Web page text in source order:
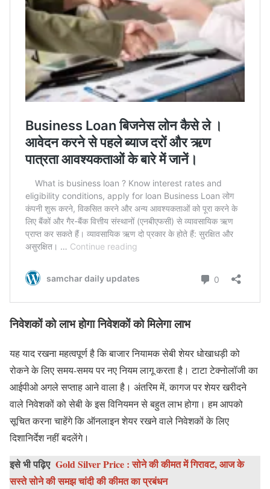
निवेशकों को लाभ होगानिवेशकों को मिलेगा लाभ
यह याद रखना महत्वपूर्ण है कि बाजार नियामक सेबी शेयर धोखाधड़ी को
रोकने के लिए समय-समय पर नए नियम लागू करता है। टाटा टेक्नोलॉजी का
आईपीओ अगले सप्ताह आने वाला है। अंतरिम में, कागज पर शेयर खरीदने
वाले निवेशकों को सेबी के इस विनियमन से बहुत लाभ होगा। हम आपको
सूचित करना चाहेंगे कि ऑनलाइन शेयर रखने वाले निवेशकों के लिए
दिशानिर्देश नहीं बदलेंगे।
इसे भी पढ़िए Gold Silver Price : सोने की कीमत में गिरावट, आज के
सस्ते सोने की समझ चांदी की कीमत का प्रबंधन